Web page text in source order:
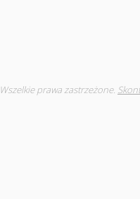
Wszelkie prawa zastrzeżone.